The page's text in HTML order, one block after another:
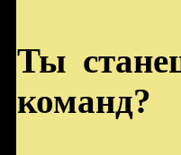
Ты
команд?